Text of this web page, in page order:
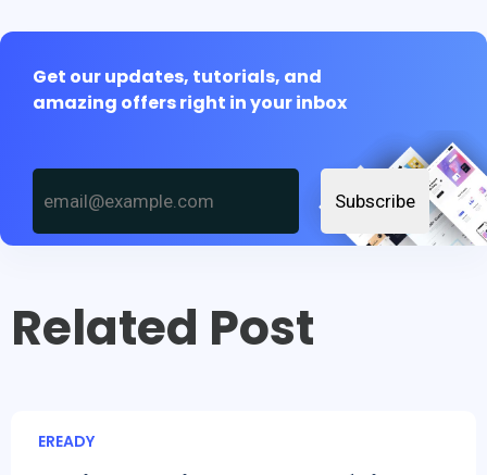
Get our updates, tutorials, and
amazing offers right in your inbox
Subscribe
Related Post
EREADY